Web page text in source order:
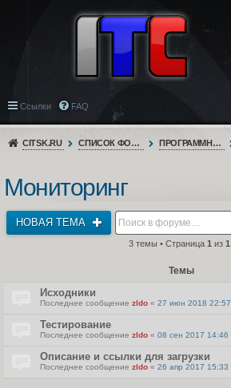
Ссылки FAQ
CITSK.RU СПИСОК ФОРУМОВ ПРОГРАММНОЕ ОБЕСПЕЧЕНИЕ
Мониторинг
НОВАЯ ТЕМА
3 темы • Страница 1 из 1
Темы
Исходники
Последнее сообщение zldo « 27 июн 2018 22:57
Тестирование
Последнее сообщение zldo « 08 сен 2017 14:46
Описание и ссылки для загрузки
Последнее сообщение zldo « 26 апр 2017 15:33